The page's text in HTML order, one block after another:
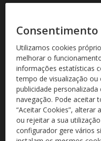
+34 93 394 68 48
(Chamada para rede fixa
Clínica veterinária*
Cidade*
Correio
eletrónico*
Consentimento
Utilizamos cookies
melhorar o
informações estatísticas
tempo de visualização
publicidade
navegação. Pode aceitar
“Aceitar Cookies”, alterar
ou rejeitar a sua
configurador gere vários